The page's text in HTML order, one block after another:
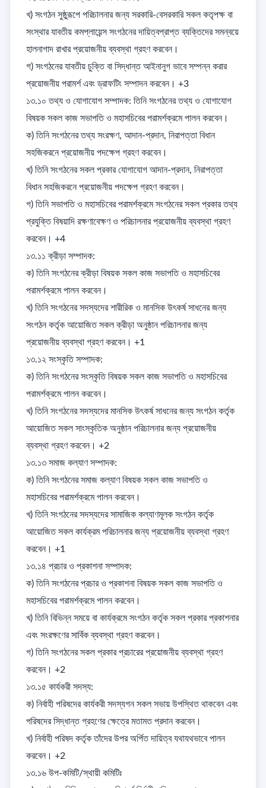
খ) সংগঠন সুষ্ঠুরূপে পরিচালনার জন্য সরকারি-বেসরকারি সকল কতৃপক্ষ বা
সংস্থার যাবতীয় কমপ্লায়েন্স সংগঠনের দায়িত্বপ্রাপ্ত ব্যক্তিদের সমন্বয়ে
হালনাগাদ রাখার প্রয়োজনীয় ব্যবস্থা গ্রহণ করবেন।
গ) সংগঠনের যাবতীয় চুক্তি বা সিদ্ধান্ত আইনানুগ ভাবে সম্পন্ন করার
প্রয়োজনীয় পরামর্শ এবং ড্রাফটিং সম্পাদন করবেন। +3
১৩.১০ তথ্য ও যোগাযোগ সম্পাদক: তিনি সংগঠনের তথ্য ও যোগাযোগ
বিষয়ক সকল কাজ সভাপতি ও মহাসচিবের পরামর্শক্রমে পালন করবেন।
ক) তিনি সংগঠনের তথ্য সংরক্ষণ, আদান-প্রদান, নিরাপত্তা বিধান
সহজিকরনে প্রয়োজনীয় পদক্ষেপ গ্রহণ করবেন।
খ) তিনি সংগঠনের সকল প্রকার যোগাযোগ আদান-প্রদান, নিরাপত্তা
বিধান সহজিকরনে প্রয়োজনীয় পদক্ষেপ গ্রহণ করবেন।
গ) তিনি সভাপতি ও মহাসচিবের পরামর্শক্রমে সংগঠনের সকল প্রকার তথ্য
প্রযুক্তি বিষয়াদি রক্ষণাবেক্ষণ ও পরিচালনার প্রয়োজনীয় ব্যবস্থা গ্রহণ
করবেন। +4
১৩.১১ ক্রীড়া সম্পাদক:
ক) তিনি সংগঠনের ক্রীড়া বিষয়ক সকল কাজ সভাপতি ও মহাসচিবের
পরামর্শক্রমে পালন করবেন।
খ) তিনি সংগঠনের সদস্যদের শারীরিক ও মানসিক উৎকর্ষ সাধনের জন্য
সংগঠন কর্তৃক আয়োজিত সকল ক্রীড়া অনুষ্ঠান পরিচালনার জন্য
প্রয়োজনীয় ব্যবস্থা গ্রহণ করবেন। +1
১৩.১২ সংস্কৃতি সম্পাদক:
ক) তিনি সংগঠনের সংস্কৃতি বিষয়ক সকল কাজ সভাপতি ও মহাসচিবের
পরামর্শক্রমে পালন করবেন।
খ) তিনি সংগঠনের সদস্যদের মানসিক উৎকর্ষ সাধনের জন্য সংগঠন কর্তৃক
আয়োজিত সকল সাংস্কৃতিক অনুষ্ঠান পরিচালনার জন্য প্রয়োজনীয়
ব্যবস্থা গ্রহণ করবেন। +2
১৩.১৩ সমাজ কল্যাণ সম্পাদক:
ক) তিনি সংগঠনের সমাজ কল্যাণ বিষয়ক সকল কাজ সভাপতি ও
মহাসচিবের পরামর্শক্রমে পালন করবেন।
খ) তিনি সংগঠনের সদস্যদের সামাজিক কল্যাণমূলক সংগঠন কর্তৃক
আয়োজিত সকল কার্যক্রম পরিচালনার জন্য প্রয়োজনীয় ব্যবস্থা গ্রহণ
করবেন। +1
১৩.১৪ প্রচার ও প্রকাশনা সম্পাদক:
ক) তিনি সংগঠনের প্রচার ও প্রকাশনা বিষয়ক সকল কাজ সভাপতি ও
মহাসচিবের পরামর্শক্রমে পালন করবেন।
খ) তিনি বিভিন্ন সময়ে বা কার্যক্রমে সংগঠন কর্তৃক সকল প্রকার প্রকাশনার
এবং সংরক্ষণের সার্বিক ব্যবস্থা গ্রহণ করবেন।
গ) তিনি সংগঠনের সকল প্রকার প্রচারের প্রয়োজনীয় ব্যবস্থা গ্রহণ
করবেন। +2
১৩.১৫ কার্যকরী সদস্য:
ক) নির্বাহী পরিষদের কার্যকরী সদস্যগন সকল সভায় উপস্থিত থাকবেন এবং
পরিষদের সিদ্ধান্ত গ্রহণের ক্ষেত্রে মতামত প্রদান করবেন।
খ) নির্বাহী পরিষদ কর্তৃক তাঁদের উপর অর্পিত দায়িত্ব যথাযথভাবে পালন
করবেন। +2
১৩.১৬ উপ-কমিটি/স্থায়ী কমিটিঃ